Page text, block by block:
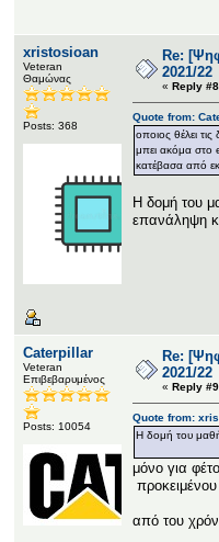
xristosioan
Veteran
Θαμώνας
Posts: 368
Re:
2021/22
« Reply
Quote from:
οποιος θέλει
μπει ακόμα στο
κατέβασα από
Η δομή του
επανάληψη
Caterpillar
Veteran
Επιβεβαρυμένος
Posts: 10054
Re:
2021/22
« Reply
Quote from:
Η δομή του
μόνο για
από του